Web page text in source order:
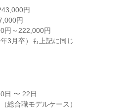
円
円
円～222,000円
3月卒）も上記に同じ
日 〜 22日
総合職モデルケース）